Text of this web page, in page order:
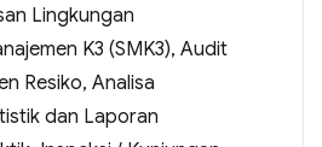
Lingkungan
K3 (SMK3), Audit
Resiko, Analisa
dan Laporan